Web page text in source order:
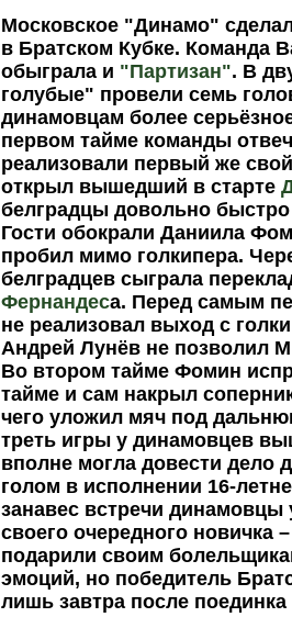
Московское "Динамо"
в Братском Кубке. Команда
обыграла и "Партизан". В
голубые" провели семь
динамовцам более
первом тайме команды
реализовали первый же
открыл вышедший в старте
белградцы довольно
Гости обокрали Даниила
пробил мимо голкипера.
белградцев сыграла
Фернандеса. Перед самым
не реализовал выход с
Андрей Лунёв не позволил
Во втором тайме Фомин
тайме и сам накрыл
чего уложил мяч под
треть игры у динамовцев
вполне могла довести дело
голом в исполнении 16-
занавес встречи динамовцы
своего очередного
подарили своим
эмоций, но победитель
лишь завтра после